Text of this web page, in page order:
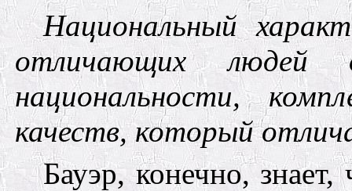
Национальный
отличающих
национальности,
качеств, который
Бауэр,конечно,